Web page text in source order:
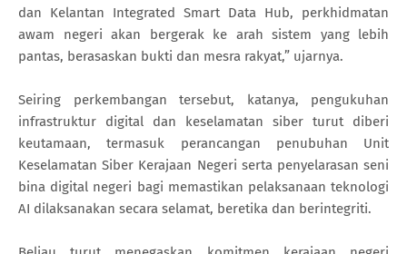
dan Kelantan Integrated Smart Data Hub, perkhidmatan
awam negeri akan bergerak ke arah sistem yang lebih
pantas, berasaskan bukti dan mesra rakyat,” ujarnya.
Seiring perkembangan tersebut, katanya, pengukuhan
infrastruktur digital dan keselamatan siber turut diberi
keutamaan, termasuk perancangan penubuhan Unit
Keselamatan Siber Kerajaan Negeri serta penyelarasan seni
bina digital negeri bagi memastikan pelaksanaan teknologi
AI dilaksanakan secara selamat, beretika dan berintegriti.